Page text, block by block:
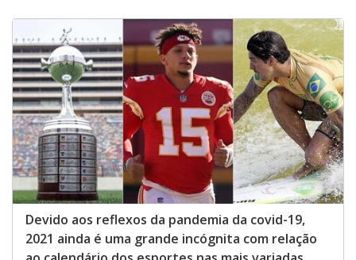
Devido aos reflexos da pandemia da covid-19,
2021 ainda é uma grande incógnita com relação